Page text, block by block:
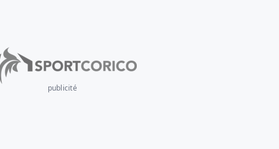
publicité